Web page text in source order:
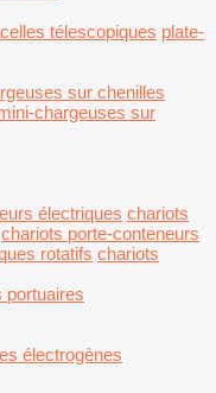
télescopiques plate-
sur chenilles
chargeuses sur
électriques chariots
chariots porte-conteneurs
rotatifs chariots
portuaires
électrogènes